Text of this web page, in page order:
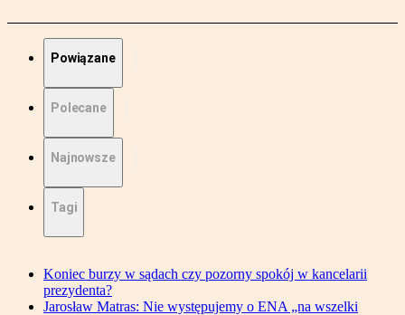
Powiązane
Polecane
Najnowsze
Tagi
Koniec burzy w sądach czy pozorny spokój w kancelarii
prezydenta?
Jarosław Matras: Nie występujemy o ENA „na wszelki